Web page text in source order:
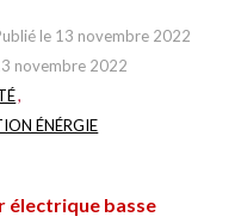
le 13 novembre 2022
novembre 2022
,
ÉNÉRGIE
électrique basse